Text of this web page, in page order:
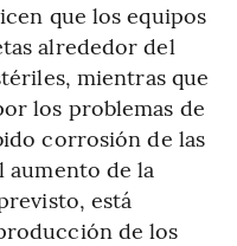
que los equipos
alrededor del
mientras que
los problemas de
corrosión de las
de la
está
de los